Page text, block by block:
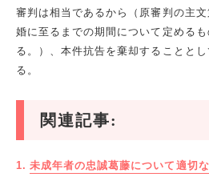
審判は相当であるから（原審判の主
婚に至るまでの期間について定める
る。）、本件抗告を棄却することと
る。
関連記事:
未成年者の忠誠葛藤について適切